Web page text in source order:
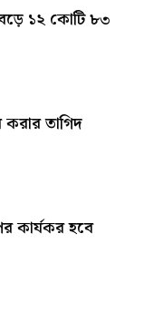
১২ কোটি ৮৩
তাগিদ
কার্যকর হবে